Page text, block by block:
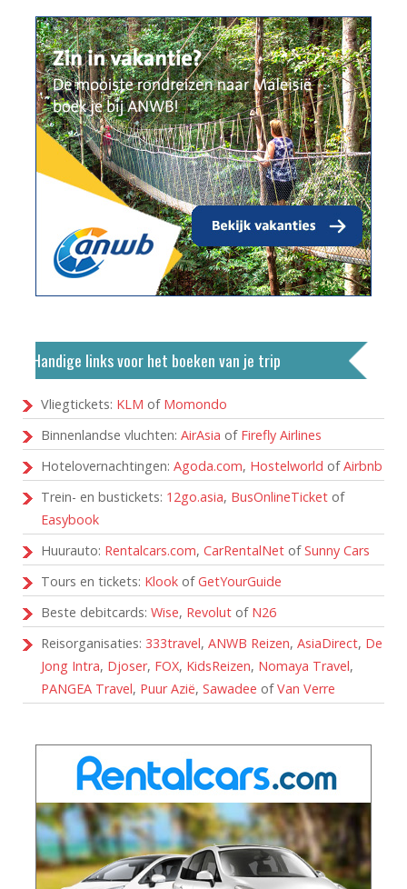
Handige links voor het boeken van je trip
Vliegtickets: KLM of Momondo
Binnenlandse vluchten: AirAsia of Firefly Airlines
Hotelovernachtingen: Agoda.com, Hostelworld ofAirbnb
Trein- en bustickets: 12go.asia, BusOnlineTicket of
Easybook
Huurauto: Rentalcars.com, CarRentalNet ofSunny Cars
Tours en tickets: Klook ofGetYourGuide
Beste debitcards: Wise, Revolut of N26
Reisorganisaties: 333travel, ANWB Reizen, AsiaDirect, De
Jong Intra, Djoser, FOX, KidsReizen, Nomaya Travel,
PANGEA Travel, Puur Azië, Sawadee ofVan Verre